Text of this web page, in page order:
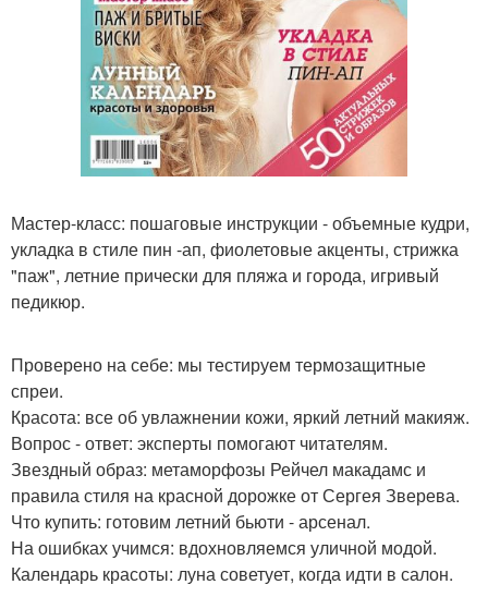
Мастер-класс: пошаговые инструкции - объемные кудри,
укладка в стиле пин -ап, фиолетовые акценты, стрижка
"паж", летние прически для пляжа и города, игривый
педикюр.
Проверено на себе: мы тестируем термозащитные
спреи.
Красота: все об увлажнении кожи, яркий летний макияж.
Вопрос - ответ: эксперты помогают читателям.
Звездный образ: метаморфозы Рейчел макадамс и
правила стиля на красной дорожке от Сергея Зверева.
Что купить: готовим летний бьюти - арсенал.
На ошибках учимся: вдохновляемся уличной модой.
Календарь красоты: луна советует, когда идти в салон.